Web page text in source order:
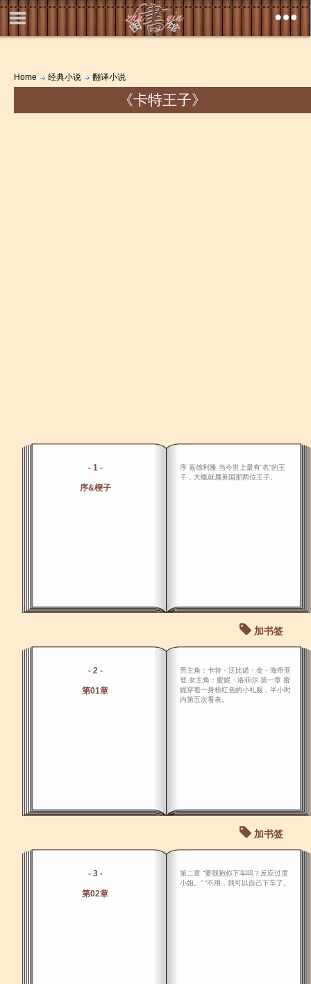
Home 经典小说 翻译小说
《卡特王子》
- 1 -
序&楔子
序 嘉德利雅 当今世上最有“名”的王
子，大概就属英国那两位王子。
加书签
- 2 -
第01章
男主角：卡特・泛比诺・金・海帝亚
登 女主角：蜜妮・洛菲尔 第一章 蜜
妮穿着一身粉红色的小礼服，半小时
内第五次看表。
加书签
- 3 -
第02章
第二章 “要我抱你下车吗？反应过度
小姐。” “不用，我可以自己下车了。